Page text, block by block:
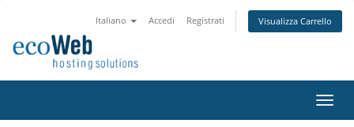
Italiano Accedi Registrati Visualizza Carrello